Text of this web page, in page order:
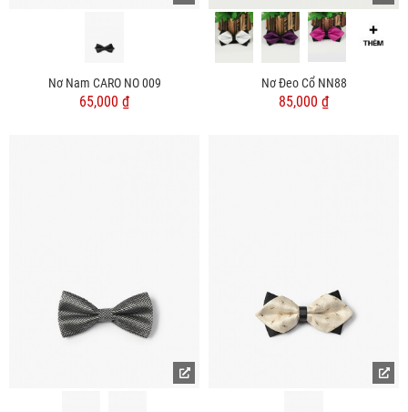
Nơ Nam CARO NO 009
65,000 ₫
Nơ Đeo Cổ NN88
85,000 ₫